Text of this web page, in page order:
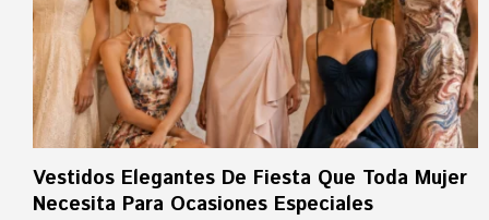
Vestidos Elegantes De Fiesta Que Toda Mujer
Necesita Para Ocasiones Especiales